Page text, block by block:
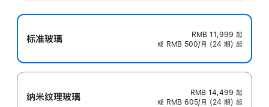
标准玻璃 RMB 11,999 起
或 RMB 500/月 (24 期) 起
纳米纹理玻璃 RMB 14,499 起
或 RMB 605/月 (24 期) 起